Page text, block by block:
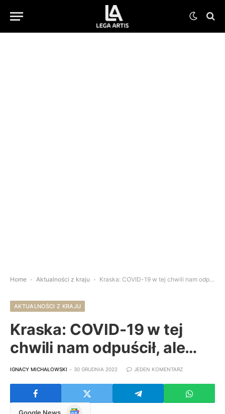
Home - Aktualności z kraju - Kraska: COVID-19 w tej chwili nam odpuścił, ale…
AKTUALNOŚCI Z KRAJU
Kraska: COVID-19 w tej
chwili nam odpuścił, ale…
IGNACY MICHAŁOWSKI 30 GRUDNIA 2022 JEDEN KOMENTARZ
Google News
Google